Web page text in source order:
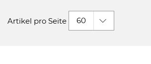
Artikel pro Seite 60